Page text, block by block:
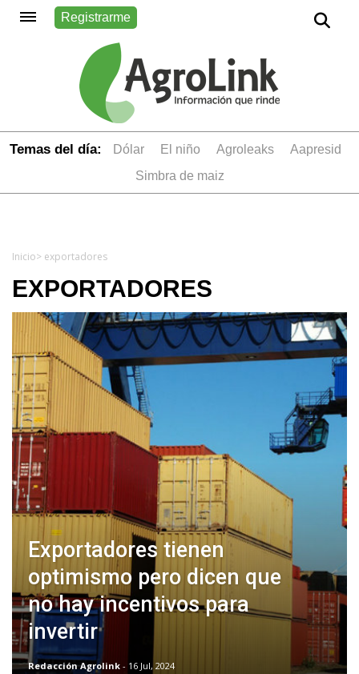
Registrarme
Temas del día: dólar el niño Agroleaks
aapresid
simbra de maiz
Inicio> exportadores
EXPORTADORES
Exportadores tienen
optimismo pero dicen que
no hay incentivos para
invertir
Redacción Agrolink - 16 Jul, 2024